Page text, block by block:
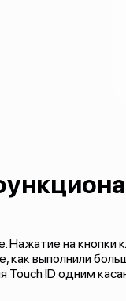
на кнопки
как выполнили
Touch ID одним